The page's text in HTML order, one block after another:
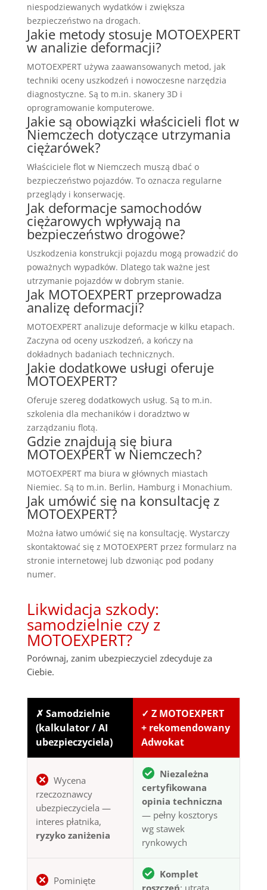
niespodziewanych wydatków i zwiększa
bezpieczeństwo na drogach.
Jakie metody stosuje MOTOEXPERT
w analizie deformacji?
MOTOEXPERT używa zaawansowanych metod, jak
techniki oceny uszkodzeń i nowoczesne narzędzia
diagnostyczne. Są to m.in. skanery 3D i
oprogramowanie komputerowe.
Jakie są obowiązki właścicieli flot w
Niemczech dotyczące utrzymania
ciężarówek?
Właściciele flot w Niemczech muszą dbać o
bezpieczeństwo pojazdów. To oznacza regularne
przeglądy i konserwację.
Jak deformacje samochodów
ciężarowych wpływają na
bezpieczeństwo drogowe?
Uszkodzenia konstrukcji pojazdu mogą prowadzić do
poważnych wypadków. Dlatego tak ważne jest
utrzymanie pojazdów w dobrym stanie.
Jak MOTOEXPERT przeprowadza
analizę deformacji?
MOTOEXPERT analizuje deformacje w kilku etapach.
Zaczyna od oceny uszkodzeń, a kończy na
dokładnych badaniach technicznych.
Jakie dodatkowe usługi oferuje
MOTOEXPERT?
Oferuje szereg dodatkowych usług. Są to m.in.
szkolenia dla mechaników i doradztwo w
zarządzaniu flotą.
Gdzie znajdują się biura
MOTOEXPERT w Niemczech?
MOTOEXPERT ma biura w głównych miastach
Niemiec. Są to m.in. Berlin, Hamburg i Monachium.
Jak umówić się na konsultację z
MOTOEXPERT?
Można łatwo umówić się na konsultację. Wystarczy
skontaktować się z MOTOEXPERT przez formularz na
stronie internetowej lub dzwoniąc pod podany
numer.
Likwidacja szkody:
samodzielnie czy z
MOTOEXPERT?
Porównaj, zanim ubezpieczyciel zdecyduje za
Ciebie.
✗ Samodzielnie
(kalkulator / AI
ubezpieczyciela)
✓ Z MOTOEXPERT
+ rekomendowany
Adwokat
Wycena
rzeczoznawcy
ubezpieczyciela —
interes płatnika,
ryzyko zaniżenia
Niezależna
certyfikowana
opinia techniczna
— pełny kosztorys
wg stawek
rynkowych
Pominięte
Komplet
roszczeń: utrata